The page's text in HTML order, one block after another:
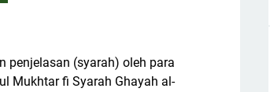
penjelasan (syarah) oleh para
Mukhtar fi Syarah Ghayah al-